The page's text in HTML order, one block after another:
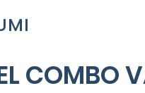
COMBO